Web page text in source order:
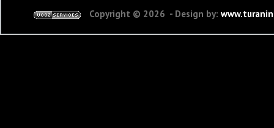
Copyright © 2026 - Design by: